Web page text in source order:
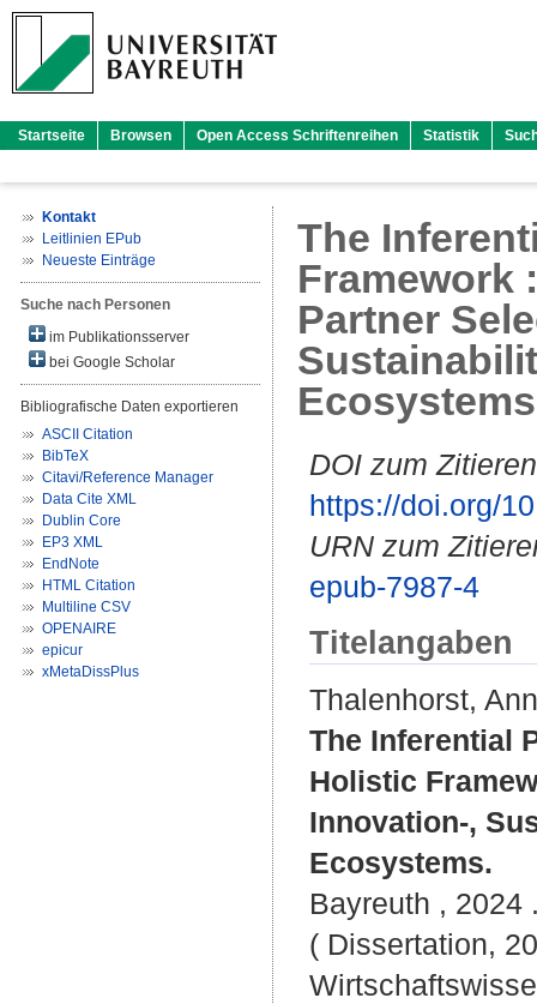
Startseite Browsen Open Access Schriftenreihen Statistik
Kontakt
Leitlinien EPub
Neueste Einträge
Suche nach Personen
im Publikationsserver
bei Google Scholar
Bibliografische Daten exportieren
ASCII Citation
BibTeX
Citavi/Reference Manager
Data Cite XML
Dublin Core
EP3 XML
EndNote
HTML Citation
Multiline CSV
OPENAIRE
epicur
xMetaDissPlus
The
Framework
Partner
Ecosystems
DOI zum
https://doi.org/
URN zum
epub-7987-4
Titelangaben
Thalenhorst,
The Inferential
Holistic
Innovation-,
Ecosystems.
Bayreuth , 2024
( Dissertation,